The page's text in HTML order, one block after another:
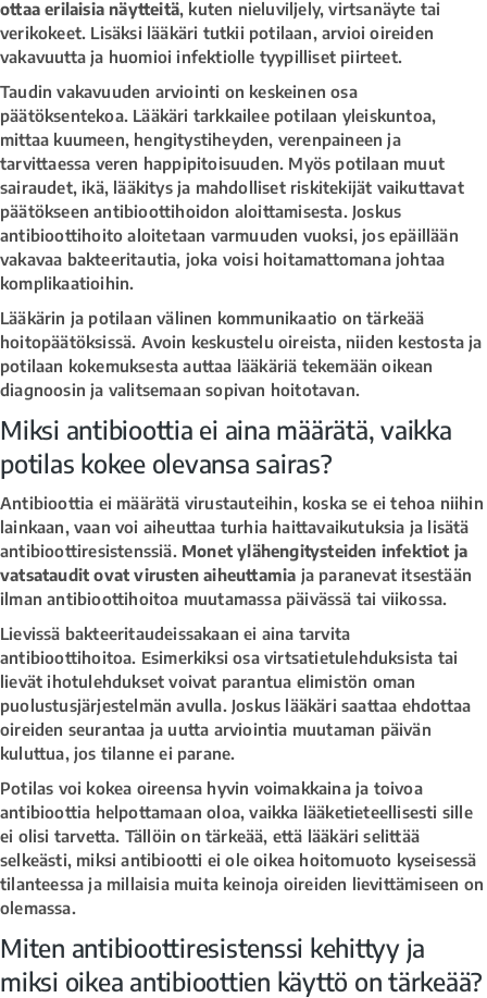
ottaa erilaisia näytteitä, kuten nieluviljely, virtsanäyte tai
verikokeet. Lisäksi lääkäri tutkii potilaan, arvioi oireiden
vakavuutta ja huomioi infektiolle tyypilliset piirteet.
Taudin vakavuuden arviointi on keskeinen osa
päätöksentekoa. Lääkäri tarkkailee potilaan yleiskuntoa,
mittaa kuumeen, hengitystiheyden, verenpaineen ja
tarvittaessa veren happipitoisuuden. Myös potilaan muut
sairaudet, ikä, lääkitys ja mahdolliset riskitekijät vaikuttavat
päätökseen antibioottihoidon aloittamisesta. Joskus
antibioottihoito aloitetaan varmuuden vuoksi, jos epäillään
vakavaa bakteeritautia, joka voisi hoitamattomana johtaa
komplikaatioihin.
Lääkärin ja potilaan välinen kommunikaatio on tärkeää
hoitopäätöksissä. Avoin keskustelu oireista, niiden kestosta ja
potilaan kokemuksesta auttaa lääkäriä tekemään oikean
diagnoosin ja valitsemaan sopivan hoitotavan.
Miksi antibioottia ei aina määrätä, vaikka
potilas kokee olevansa sairas?
Antibioottia ei määrätä virustauteihin, koska se ei tehoa niihin
lainkaan, vaan voi aiheuttaa turhia haittavaikutuksia ja lisätä
antibioottiresistenssiä. Monet ylähengitysteiden infektiot ja
vatsataudit ovat virusten aiheuttamia ja paranevat itsestään
ilman antibioottihoitoa muutamassa päivässä tai viikossa.
Lievissä bakteeritaudeissakaan ei aina tarvita
antibioottihoitoa. Esimerkiksi osa virtsatietulehduksista tai
lievät ihotulehdukset voivat parantua elimistön oman
puolustusjärjestelmän avulla. Joskus lääkäri saattaa ehdottaa
oireiden seurantaa ja uutta arviointia muutaman päivän
kuluttua, jos tilanne ei parane.
Potilas voi kokea oireensa hyvin voimakkaina ja toivoa
antibioottia helpottamaan oloa, vaikka lääketieteellisesti sille
ei olisi tarvetta. Tällöin on tärkeää, että lääkäri selittää
selkeästi, miksi antibiootti ei ole oikea hoitomuoto kyseisessä
tilanteessa ja millaisia muita keinoja oireiden lievittämiseen on
olemassa.
Miten antibioottiresistenssi kehittyy ja
miksi oikea antibioottien käyttö on tärkeää?